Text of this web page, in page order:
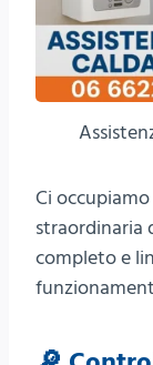
Ci
straordinaria
completo e